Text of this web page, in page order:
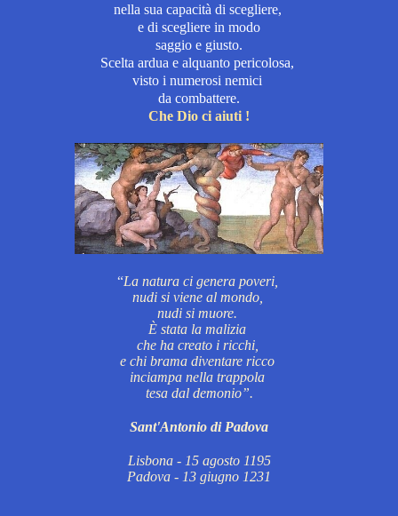
nella sua capacità di scegliere,
e di scegliere in modo
saggio e giusto.
Scelta ardua e alquanto pericolosa,
visto i numerosi nemici
da combattere.
Che Dio ci aiuti !
“La natura ci genera poveri,
nudi si viene al mondo,
nudi si muore.
È stata la malizia
che ha creato i ricchi,
e chi brama diventare ricco
inciampa nella trappola
tesa dal demonio”.
Sant'Antonio di Padova
Lisbona - 15 agosto 1195
Padova - 13 giugno 1231